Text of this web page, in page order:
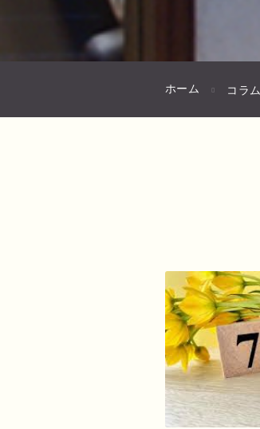
ホーム コラム